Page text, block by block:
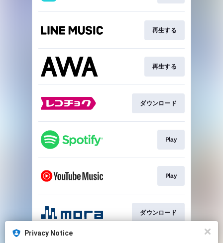
再生する
再生する
ダウンロード
Play
Play
ダウンロード
Privacy Notice